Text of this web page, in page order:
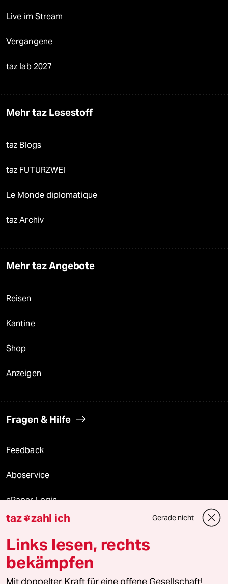
Live im Stream
Vergangene
taz lab 2027
Mehr taz Lesestoff
taz Blogs
taz FUTURZWEI
Le Monde diplomatique
taz Archiv
Mehr taz Angebote
Reisen
Kantine
Shop
Anzeigen
Fragen & Hilfe
Feedback
Aboservice
ePaper Login
Downloads für Abonnierende
© 2026 taz Verlags und Vertriebs GmbH
Alle Rechte vorbehalten. Bei rechtlichen Fragen oder für Genehmigungen
taz zahl ich Gerade nicht
Links lesen, rechts
bekämpfen